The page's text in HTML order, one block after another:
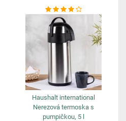
Haushalt international
Nerezová termoska s
pumpičkou, 5 l